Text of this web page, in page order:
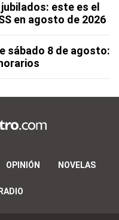
este es el
en agosto de 2026
sábado 8 de agosto:
OPINIÓN NOVELAS